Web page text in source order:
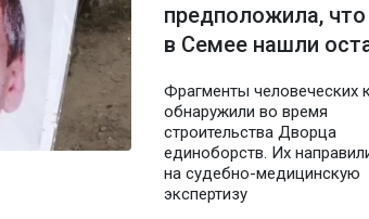
предположила,
в Семее нашли
Фрагменты человеческих
обнаружили во время
строительства Дворца
единоборств. Их
на судебно-медицинскую
экспертизу